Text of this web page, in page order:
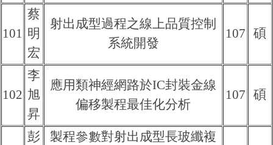
101
蔡
明
宏
射出成型過程之線上品質控制
系統開發
107 碩
102
李
旭
昇
應用類神經網路於IC封裝金線
偏移製程最佳化分析
107 碩
彭
製程參數對射出成型長玻纖複